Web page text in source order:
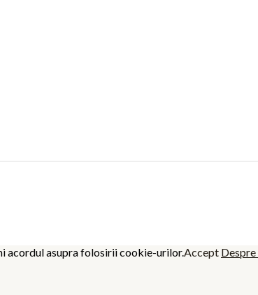
acordul asupra folosirii cookie-urilor.Accept